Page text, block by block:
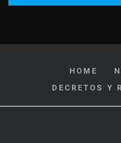
HOME
DECRETOS Y